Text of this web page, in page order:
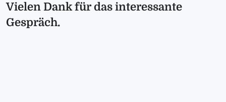
Vielen Dank für das interessante
Gespräch.